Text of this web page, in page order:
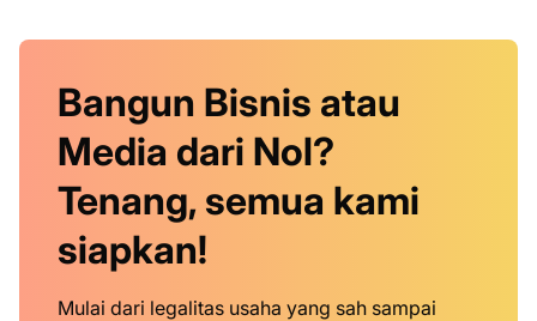
Bangun Bisnis atau
Media dari Nol?
Tenang, semua kami
siapkan!
Mulai dari legalitas usaha yang sah sampai